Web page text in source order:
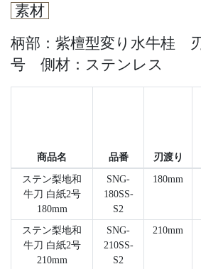
素材
柄部：紫檀型変り水牛桂
号 側材：ステンレス
商品名 品番 刃渡り
ステン梨地和
牛刀 白紙2号
180mm
SNG-
180SS-
S2
180mm
ステン梨地和
牛刀 白紙2号
210mm
SNG-
210SS-
S2
210mm